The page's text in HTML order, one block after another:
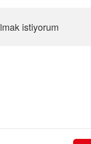
istiyorum